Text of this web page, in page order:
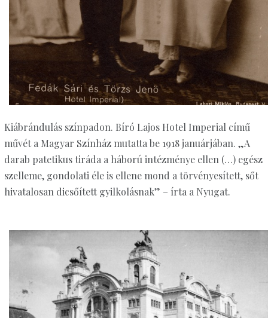
Kiábrándulás színpadon. Bíró Lajos Hotel Imperial című
művét a Magyar Színház mutatta be 1918 januárjában. „A
darab patetikus tiráda a háború intézménye ellen (…) egész
szelleme, gondolati éle is ellene mond a törvényesített, sőt
hivatalosan dicsőített gyilkolásnak” – írta a Nyugat.